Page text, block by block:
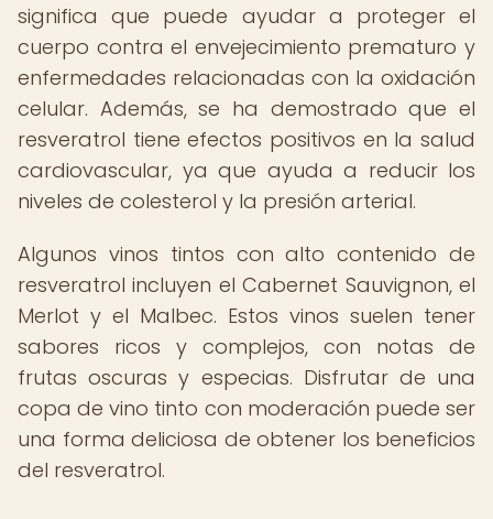
significa que puede ayudar a proteger el
cuerpo contra el envejecimiento prematuro y
enfermedades relacionadas con la oxidación
celular. Además, se ha demostrado que el
resveratrol tiene efectos positivos en la salud
cardiovascular, ya que ayuda a reducir los
niveles de colesterol y la presión arterial.
Algunos vinos tintos con alto contenido de
resveratrol incluyen el Cabernet Sauvignon, el
Merlot y el Malbec. Estos vinos suelen tener
sabores ricos y complejos, con notas de
frutas oscuras y especias. Disfrutar de una
copa de vino tinto con moderación puede ser
una forma deliciosa de obtener los beneficios
del resveratrol.